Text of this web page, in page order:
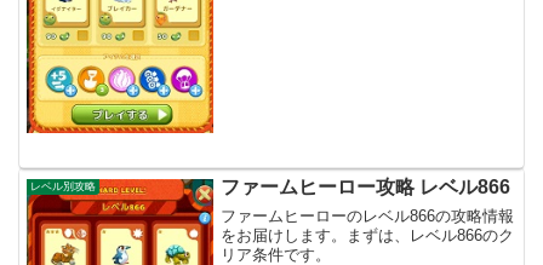
レベル別攻略 ファームヒーロー攻略 レベル866
ファームヒーローのレベル866の攻略情報
をお届けします。まずは、レベル866のク
リア条件です。